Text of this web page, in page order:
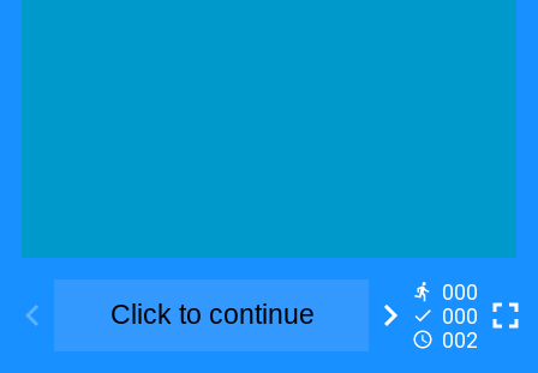
000
000
002